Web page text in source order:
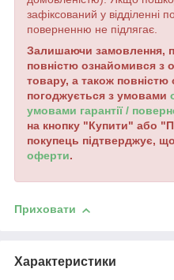
зафіксований у відділенні
поверненню не підлягає.
Залишаючи замовлення,
повністю ознайомився з
товару, а також повністю
погоджується з умовами
умовами гарантії /
на кнопку "Купити" або
покупець підтверджує,
оферти.
Приховати
Характеристики